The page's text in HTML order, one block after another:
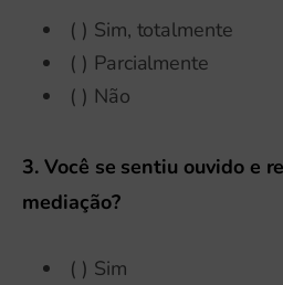
( ) Sim, totalmente
( ) Parcialmente
( ) Não
3. Você se sentiu ouvido e
mediação?
( ) Sim